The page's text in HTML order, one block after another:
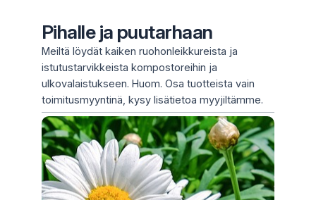
Pihalle ja puutarhaan
Meiltä löydät kaiken ruohonleikkureista ja
istutustarvikkeista kompostoreihin ja
ulkovalaistukseen. Huom. Osa tuotteista vain
toimitusmyyntinä, kysy lisätietoa myyjiltämme.